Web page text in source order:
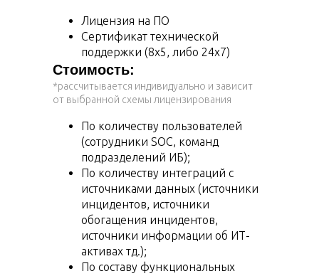
Лицензия на ПО
Сертификат технической
поддержки (8х5, либо 24х7)
Стоимость:
*рассчитывается индивидуально и зависит
от выбранной схемы лицензирования
По количеству пользователей
(сотрудники SOC, команд
подразделений ИБ);
По количеству интеграций с
источниками данных (источники
инцидентов, источники
обогащения инцидентов,
источники информации об ИТ-
активах тд.);
По составу функциональных